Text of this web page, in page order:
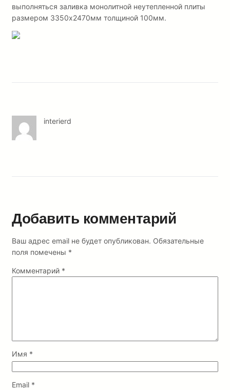
выполняться заливка монолитной неутепленной плиты
размером 3350х2470мм толщиной 100мм.
interierd
Добавить комментарий
Ваш адрес email не будет опубликован. Обязательные
поля помечены *
Комментарий *
Имя *
Email *